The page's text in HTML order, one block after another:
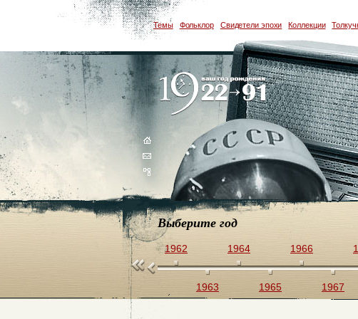
Темы Фольклор Свидетели эпохи Коллекции
Выберите год
1962
1963
1964
1965
1966
1967